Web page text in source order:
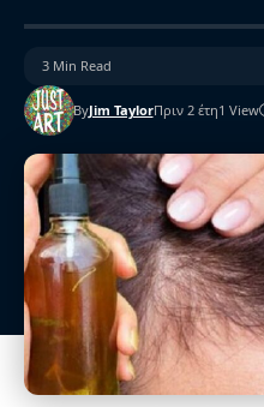
ByJim TaylorΠριν 2 έτη1 View
3 Min Read